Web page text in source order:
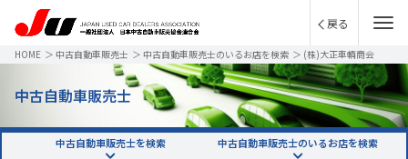
戻る
HOME ＞ 中古自動車販売士 ＞ 中古自動車販売士のいるお店を検索 ＞ (株)大正車輌商会
中古自動車販売士
中古自動車販売士を検索 中古自動車販売士のいるお店を検索